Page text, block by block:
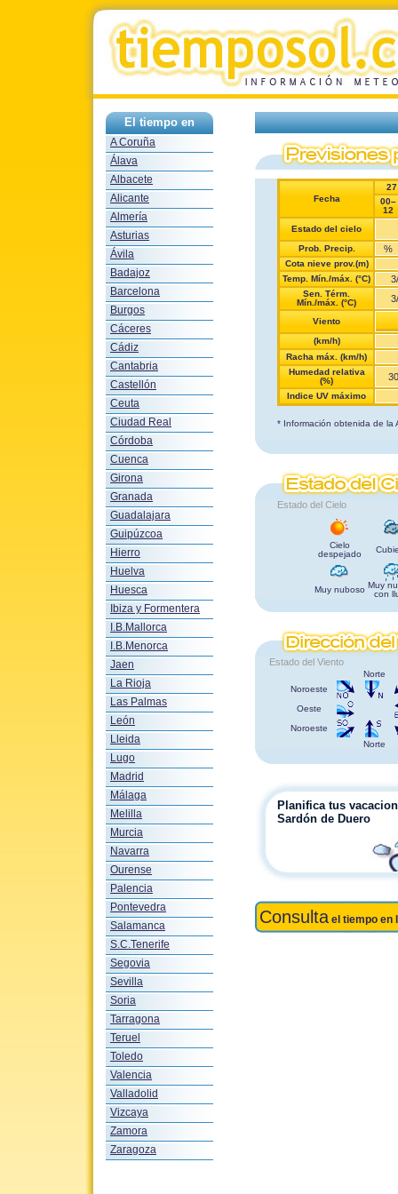
El tiempo en
A Coruña
Álava
Albacete
Alicante
Almería
Asturias
Ávila
Badajoz
Barcelona
Burgos
Cáceres
Cádiz
Cantabria
Castellón
Ceuta
Ciudad Real
Córdoba
Cuenca
Girona
Granada
Guadalajara
Guipúzcoa
Hierro
Huelva
Huesca
Ibiza y Formentera
I.B.Mallorca
I.B.Menorca
Jaen
La Rioja
Las Palmas
León
Lleida
Lugo
Madrid
Málaga
Melilla
Murcia
Navarra
Ourense
Palencia
Pontevedra
Salamanca
S.C.Tenerife
Segovia
Sevilla
Soria
Tarragona
Teruel
Toledo
Valencia
Valladolid
Vizcaya
Zamora
Zaragoza
Fecha
00–
12
Estado del cielo
Prob. Precip.
%
Cota nieve prov.(m)
Temp. Mín./máx. (°C)
3/
Sen. Térm.
Mín./máx. (°C)
3/
Viento
(km/h)
Racha máx. (km/h)
Humedad relativa
(%)
30
Indice UV máximo
* Información obtenida de la
Estado del Cielo
Cielo
despejado
Muy nuboso Muy
con
Estado del Viento
Norte
Noroeste
Oeste
Noroeste
Norte
Planifica tus
Sardón de Duero
Consulta el tiempo en